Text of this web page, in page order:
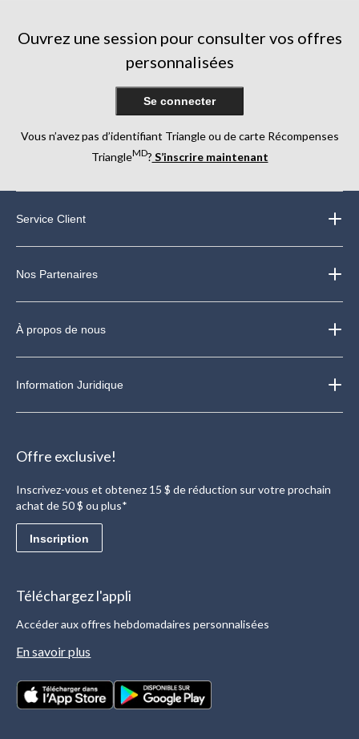
Ouvrez une session pour consulter vos offres
personnalisées
Se connecter
Vous n’avez pas d’identifiant Triangle ou de carte Récompenses
TriangleMD? S’inscrire maintenant
Service Client
Nos Partenaires
À propos de nous
Information Juridique
Offre exclusive!
Inscrivez-vous et obtenez 15 $ de réduction sur votre prochain
achat de 50 $ ou plus*
Inscription
Téléchargez l'appli
Accéder aux offres hebdomadaires personnalisées
En savoir plus